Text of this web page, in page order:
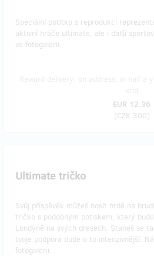
Speciální potítko s reprodukcí
aktivní hráče ultimate, ale i další
ve fotogalerii.
EUR 12.36
(CZK 300)
Ultimate tričko
Svůj příspěvěk můžeš nosit hrdě na
tričko s podobným potiskem, který
Londýně na svých dresech. Staneš se
tvoje podpora bude o to intenzivnější.
fotogalerii.